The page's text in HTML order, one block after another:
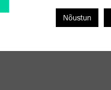
Nõustun